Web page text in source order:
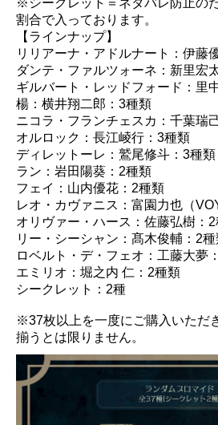
※シークレット＝ネタバレ防止の
割合で入っております。
【ラインナップ】
リリアーナ・アドルナート：伊藤
ダンテ・ファルツォーネ：新里宏
ギルバート・レッドフォード：里
楊：横井翔二郎：3種類
ニコラ・フランチェスカ：千葉瑞
オルロック：長江崚行：3種類
ディレットーレ：鷲尾修斗：3種類
ラン：岩田陽葵：2種類
フェイ：山内優花：2種類
レオ・カヴァニス：富園力也（
オリヴァー・ハース：佐藤弘樹：
リー・シーシャン：髙木俊輔：2種
ロベルト・デ・フェオ：工藤大夢
エミリオ：堀之内 仁：2種類
シークレット：2種
※37枚以上を一度にご購入いただ
揃うとは限りません。